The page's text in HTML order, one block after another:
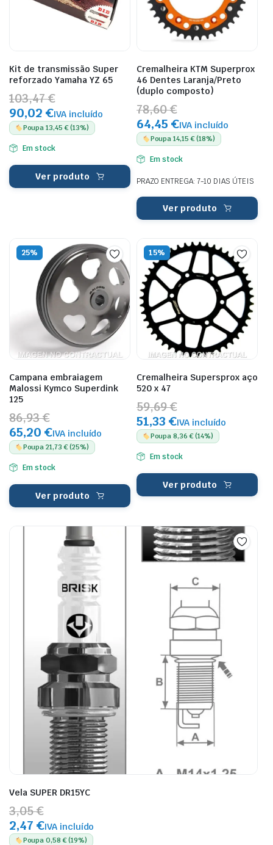
Kit de transmissão Super
reforzado Yamaha YZ 65
103,47 €
90,02 €IVA incluído
Poupa 13,45 € (13%)
Em stock
Ver produto
Cremalheira KTM Superprox
46 Dentes Laranja/Preto
(duplo composto)
78,60 €
64,45 €IVA incluído
Poupa 14,15 € (18%)
Em stock
PRAZO ENTREGA: 7-10 DIAS ÚTEIS
Ver produto
25%
Campana embraiagem
Malossi Kymco Superdink
125
86,93 €
65,20 €IVA incluído
Poupa 21,73 € (25%)
Em stock
Ver produto
15%
Cremalheira Supersprox aço
520 x 47
59,69 €
51,33 €IVA incluído
Poupa 8,36 € (14%)
Em stock
Ver produto
Vela SUPER DR15YC
3,05 €
2,47 €IVA incluído
Poupa 0,58 € (19%)